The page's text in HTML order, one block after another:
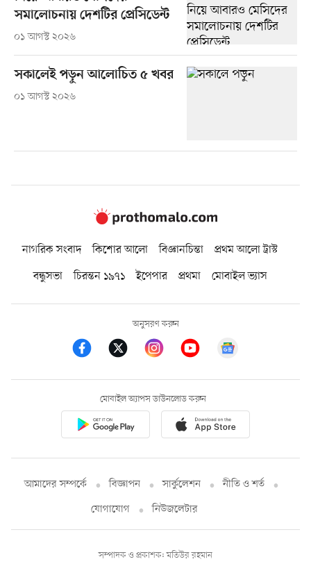
সমালোচনায় দেশটির প্রেসিডেন্ট
০১ আগস্ট ২০২৬
সকালেই পড়ুন আলোচিত ৫ খবর
০১ আগস্ট ২০২৬
নাগরিক সংবাদ কিশোর আলো বিজ্ঞানচিন্তা
প্রথম আলো ট্রাস্ট
বন্ধুসভা
চিরন্তন ১৯৭১ ইপেপার প্রথমা মোবাইল ভ্যাস
অনুসরণ করুন
মোবাইল অ্যাপস ডাউনলোড করুন
আমাদের সম্পর্কে বিজ্ঞাপন সার্কুলেশন
নীতি ও শর্ত
যোগাযোগ
নিউজলেটার
সম্পাদক ও প্রকাশক: মতিউর রহমান